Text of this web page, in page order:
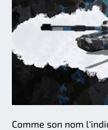
Comme son nom